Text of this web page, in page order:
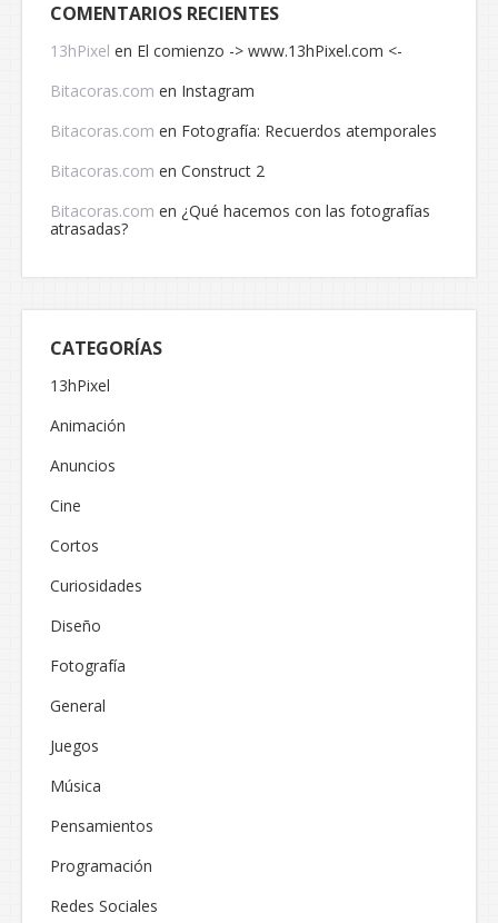
COMENTARIOS RECIENTES
13hPixel en El comienzo -> www.13hPixel.com <-
Bitacoras.com en Instagram
Bitacoras.com en Fotografía: Recuerdos atemporales
Bitacoras.com en Construct 2
Bitacoras.com en ¿Qué hacemos con las fotografías
atrasadas?
CATEGORÍAS
13hPixel
Animación
Anuncios
Cine
Cortos
Curiosidades
Diseño
Fotografía
General
Juegos
Música
Pensamientos
Programación
Redes Sociales